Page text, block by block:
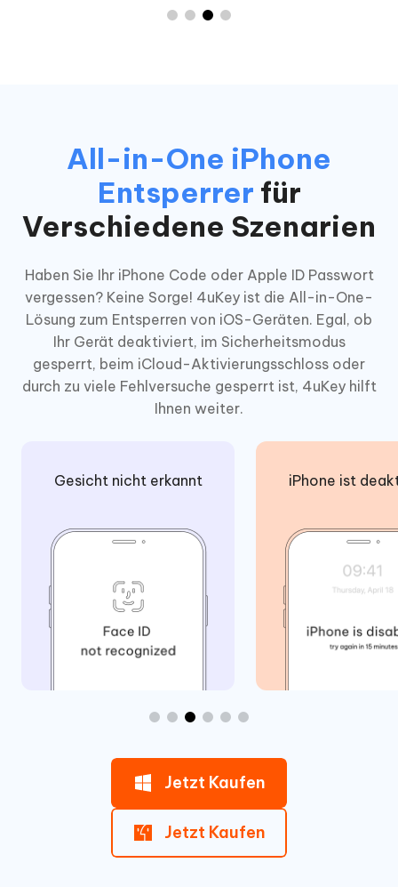
All-in-One iPhone
Entsperrer für
Verschiedene Szenarien
Haben Sie Ihr iPhone Code oder Apple ID Passwort
vergessen? Keine Sorge! 4uKey ist die All-in-One-
Lösung zum Entsperren von iOS-Geräten. Egal, ob
Ihr Gerät deaktiviert, im Sicherheitsmodus
gesperrt, beim iCloud-Aktivierungsschloss oder
durch zu viele Fehlversuche gesperrt ist, 4uKey hilft
Ihnen weiter.
Gesicht nicht erkannt iPhone ist
Jetzt Kaufen
Jetzt Kaufen